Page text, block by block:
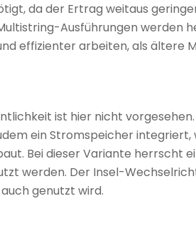
da der Ertrag weitaus
Ausführungen werden
effizienter arbeiten, als ältere
ist hier nicht
ein Stromspeicher
Bei dieser Variante herrscht
werden. Der Insel-
genutzt wird.